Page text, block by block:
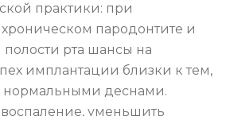
практики: при
пародонтите и
рта шансы на
имплантации близки к тем,
нормальными деснами.
воспаление, уменьшить